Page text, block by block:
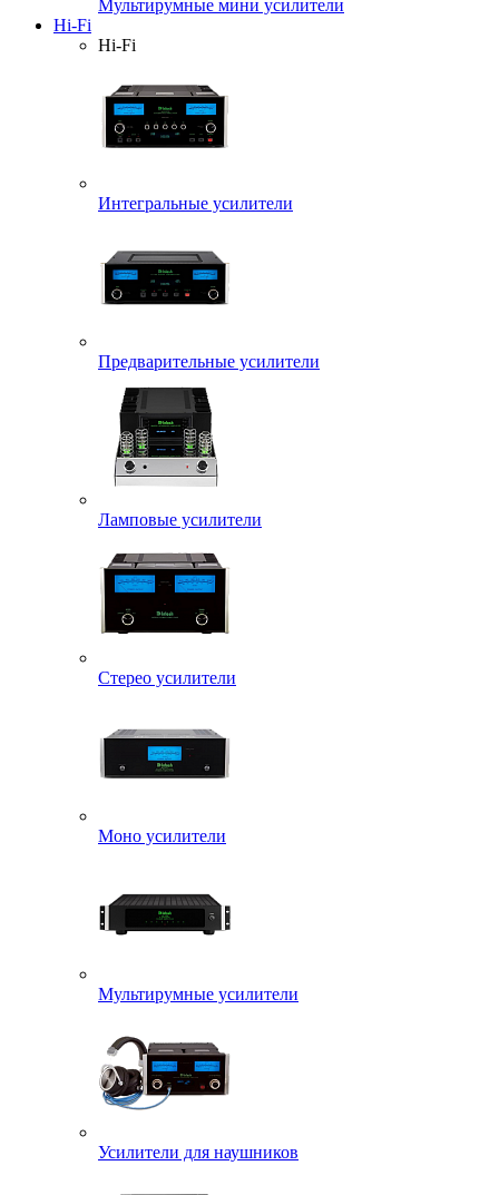
Мультирумные мини усилители
Hi-Fi
Hi-Fi
Интегральные усилители
Предварительные усилители
Ламповые усилители
Стерео усилители
Моно усилители
Мультирумные усилители
Усилители для наушников